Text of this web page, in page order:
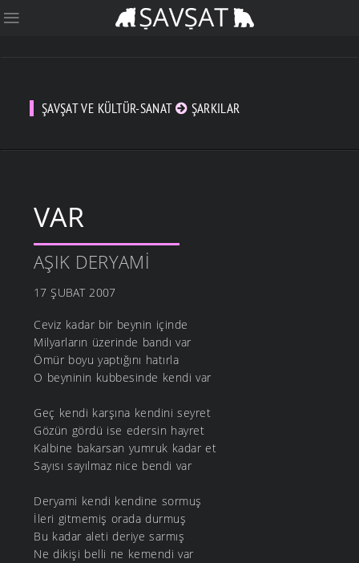
ŞAVŞAT VE KÜLTÜR-SANAT ŞARKILAR
VAR
AŞIK DERYAMI
17 ŞUBAT 2007
Ceviz kadar bir beynin içinde
Milyarların üzerinde bandı var
Ömür boyu yaptığını hatırla
O beyninin kubbesinde kendi var
Geç kendi karşına kendini seyret
Gözün gördü ise edersin hayret
Kalbine bakarsan yumruk kadar et
Sayısı sayılmaz nice bendi var
Deryami kendi kendine sormuş
İleri gitmemiş orada durmuş
Bu kadar aleti deriye sarmış
Ne dikişi belli ne kemendi var